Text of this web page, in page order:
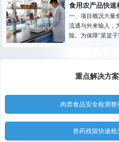
蔬菜质重安全例行
监管工作要求,组
食用农产品快速
一、项目概况大量
流通与外来输入，
险。为保障“菜篮
品的农贸市场、
挥快检筛查的“防火
重点解决方
肉类食品安全检测整
兽药残留快速检